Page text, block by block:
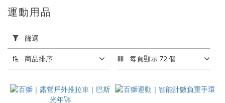
用
篩
選
(0/20)
價格
運動用品
篩選
商品排序 每頁顯示 72 個